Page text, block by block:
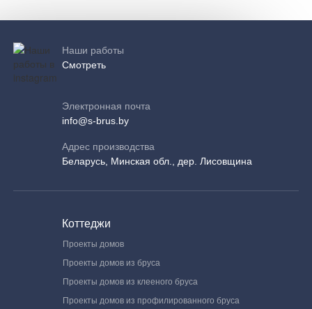
Наши работы
Смотреть
Электронная почта
info@s-brus.by
Адрес производства
Беларусь, Минская обл., дер. Лисовщина
Коттеджи
Проекты домов
Проекты домов из бруса
Проекты домов из клееного бруса
Проекты домов из профилированного бруса